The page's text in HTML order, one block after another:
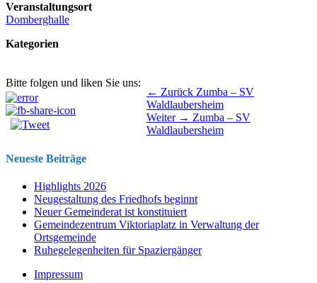
Veranstaltungsort
Domberghalle
Kategorien
Bitte folgen und liken Sie uns:
Beitragsnavigation ← Zurück Vorhergehender
Beitrag:
Zumba – SV
Waldlaubersheim
Weiter → Nächster
Beitrag:
Zumba – SV
Waldlaubersheim
Neueste Beiträge
Highlights 2026
Neugestaltung des Friedhofs beginnt
Neuer Gemeinderat ist konstituiert
Gemeindezentrum Viktoriaplatz in Verwaltung der
Ortsgemeinde
Ruhegelegenheiten für Spaziergänger
Impressum